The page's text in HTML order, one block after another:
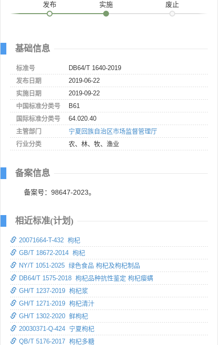
发布 实施 废止
基础信息
标准号
DB64/T 1640-2019
发布日期
2019-06-22
实施日期
2019-09-22
中国标准分类号
B61
国际标准分类号
64.020.40
主管部门
宁夏回族自治区市场监督管理厅
行业分类
农、林、牧、渔业
备案信息
备案号：98647-2023。
相近标准(计划)
20071664-T-432 枸杞
GB/T 18672-2014 枸杞
NY/T 1051-2025 绿色食品 枸杞及枸杞制品
DB64/T 1575-2018 枸杞品种抗性鉴定 枸杞瘿螨
GH/T 1237-2019 枸杞浆
GH/T 1271-2019 枸杞清汁
GH/T 1302-2020 鲜枸杞
20030371-Q-424 宁夏枸杞
QB/T 5176-2017 枸杞多糖